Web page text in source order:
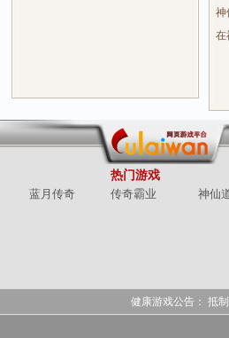
神
在
热门游戏
蓝月传奇 传奇霸业 神仙
健康游戏公告： 抵